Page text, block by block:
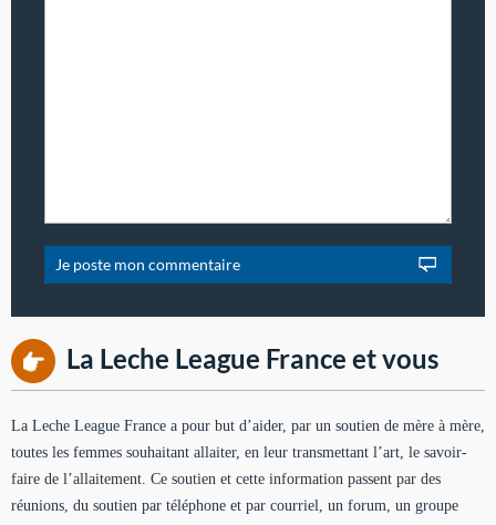
La Leche League France et vous
La Leche League France a pour but d’aider, par un soutien de mère à mère,
toutes les femmes souhaitant allaiter, en leur transmettant l’art, le savoir-
faire de l’allaitement. Ce soutien et cette information passent par des
réunions, du soutien par téléphone et par courriel, un forum, un groupe